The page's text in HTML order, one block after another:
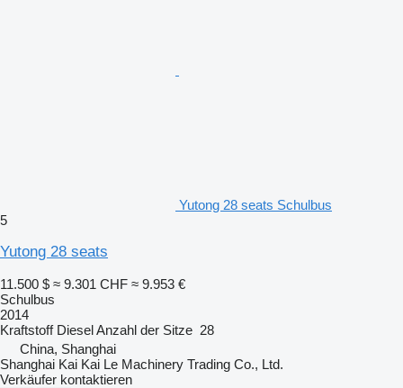
Yutong 28 seats Schulbus
5
Yutong 28 seats
11.500 $ ≈ 9.301 CHF ≈ 9.953 €
Schulbus
2014
Kraftstoff DieselAnzahl der Sitze 28
China, Shanghai
Shanghai Kai Kai Le Machinery Trading Co., Ltd.
Verkäufer kontaktieren